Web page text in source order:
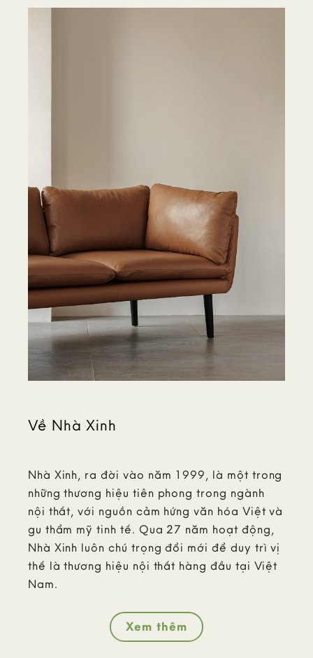
Về Nhà Xinh
Nhà Xinh, ra đời vào năm 1999, là một trong
những thương hiệu tiên phong trong ngành
nội thất, với nguồn cảm hứng văn hóa Việt và
gu thẩm mỹ tinh tế. Qua 27 năm hoạt động,
Nhà Xinh luôn chú trọng đổi mới để duy trì vị
thế là thương hiệu nội thất hàng đầu tại Việt
Nam.
Xem thêm